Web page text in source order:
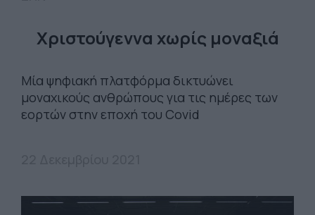
Χριστούγεννα χωρίς μοναξιά
Μία ψηφιακή πλατφόρμα δικτυώνει
μοναχικούς ανθρώπους για τις ημέρες των
εορτών στην εποχή του Covid